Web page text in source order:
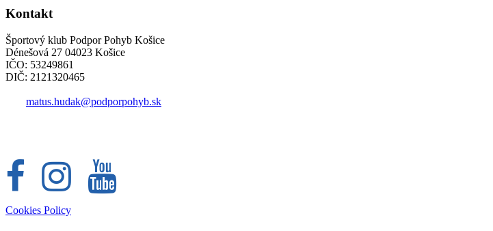
Kontakt
Športový klub Podpor Pohyb Košice
Dénešová 27 04023 Košice
IČO: 53249861
DIČ: 2121320465
matus.hudak@podporpohyb.sk
Cookies Policy